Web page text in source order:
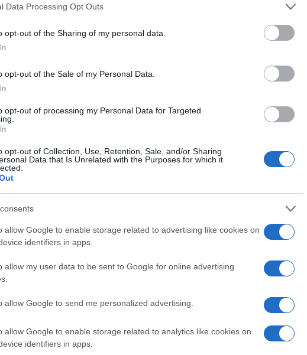
Data Processing Opt Outs
opt-out of the Sharing of my personal data.
opt-out of the Sale of my Personal Data.
opt-out of processing my Personal Data for Targeted
opt-out of Collection, Use, Retention, Sale, and/or Sharing
Data that Is Unrelated with the Purposes for which it
allow Google to enable storage related to advertising like cookies on
identifiers in apps.
allow my user data to be sent to Google for online advertising
allow Google to send me personalized advertising.
allow Google to enable storage related to analytics like cookies on
identifiers in apps.
fiscales et les…
portefeuille locatif
d'investissement
Cristian Castiglioni · 9 Avr 2026
LA FINANCE
3
4